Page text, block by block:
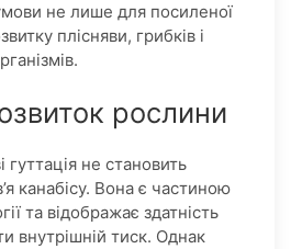
не лише для посиленої
плісняви, грибків і
рослини
не становить
канабісу. Вона є частиною
та відображає здатність
внутрішній тиск. Однак